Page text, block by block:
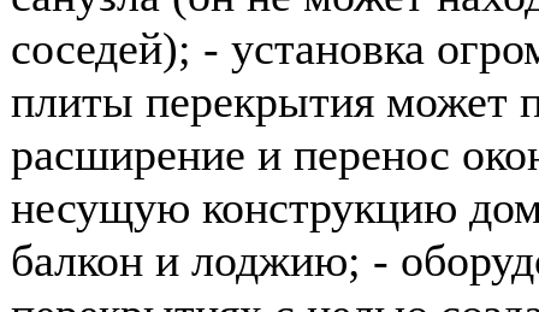
соседей); - установка
плиты перекрытия может
расширение и перенос
несущую конструкцию
балкон и лоджию; -